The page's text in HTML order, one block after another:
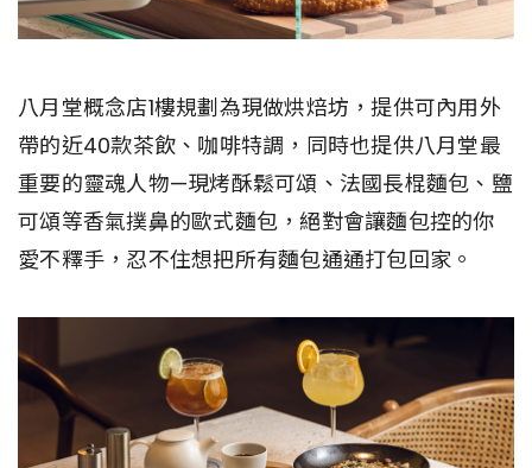
八月堂概念店1樓規劃為現做烘焙坊，提供可內用外
帶的近40款茶飲、咖啡特調，同時也提供八月堂最
重要的靈魂人物—現烤酥鬆可頌、法國長棍麵包、鹽
可頌等香氣撲鼻的歐式麵包，絕對會讓麵包控的你
愛不釋手，忍不住想把所有麵包通通打包回家。